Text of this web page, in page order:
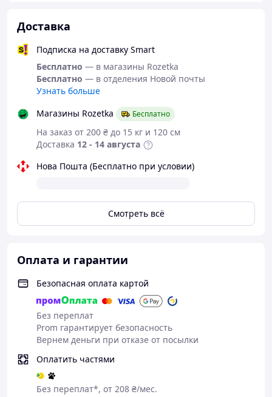
Доставка
Подписка на доставку Smart
Бесплатно — в магазины Rozetka
Бесплатно — в отделения Новой почты
Узнать больше
Магазины Rozetka
Бесплатно
На заказ от 200 ₴ до 15 кг и 120 см
Доставка 12 - 14 августа
Нова Пошта (Бесплатно при условии)
Смотреть всё
Оплата и гарантии
Безопасная оплата картой
Без переплат
Prom гарантирует безопасность
Вернем деньги при отказе от посылки
Оплатить частями
Без переплат*, от 208 ₴/мес.